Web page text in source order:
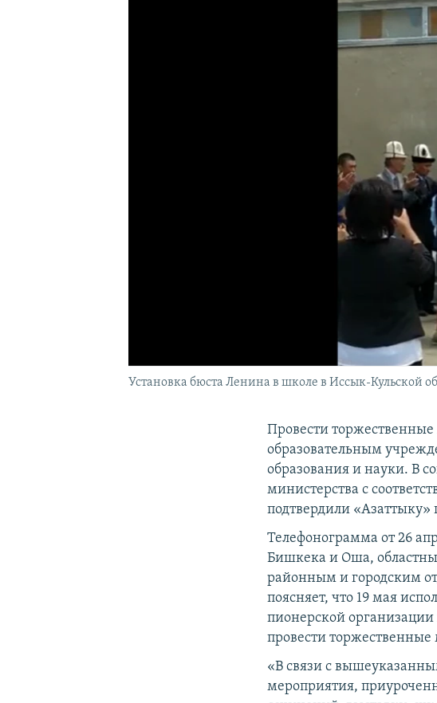
Установка бюста Ленина в школе в Иссык-Кульской
Провести
образовательным
образования и науки. В
министерства с
подтвердили «Азаттыку»
Телефонограмма от 26
Бишкека и Оша,
районным и городским
поясняет, что 19 мая
пионерской
провести
«В связи с
мероприятия,